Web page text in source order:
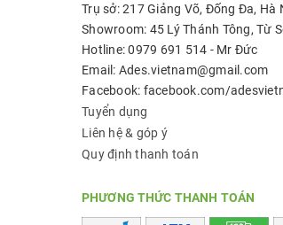
Trụ sở: 217 Giảng Võ, Đống Đa, Hà
Showroom: 45 Lý Thánh Tông, Từ
Hotline: 0979 691 514 - Mr Đức
Email: Ades.vietnam@gmail.com
Facebook: facebook.com/
Tuyển dụng
Liên hệ & góp ý
Quy định thanh toán
PHƯƠNG THỨC THANH TOÁN